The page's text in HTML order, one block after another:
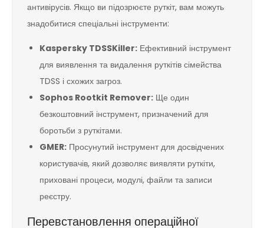
антивірусів. Якщо ви підозрюєте руткіт, вам можуть
знадобитися спеціальні інструменти:
Kaspersky TDSSKiller: Ефективний інструмент
для виявлення та видалення руткітів сімейства
TDSS і схожих загроз.
Sophos Rootkit Remover: Ще один
безкоштовний інструмент, призначений для
боротьби з руткітами.
GMER: Просунутий інструмент для досвідчених
користувачів, який дозволяє виявляти руткіти,
приховані процеси, модулі, файли та записи
реєстру.
Перевстановлення операційної